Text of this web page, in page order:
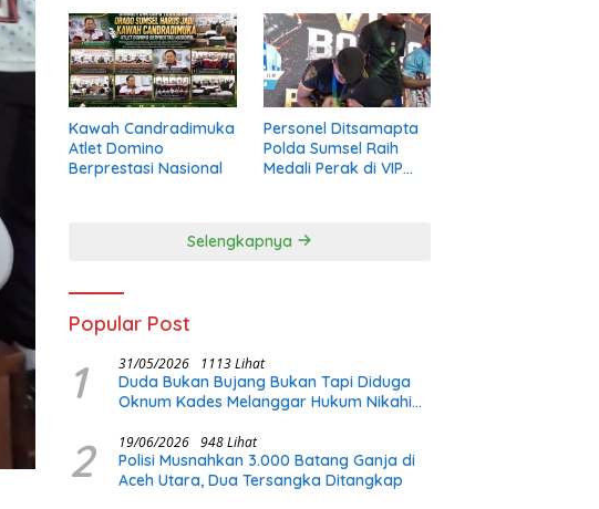
Kawah Candradimuka
Atlet Domino
Berprestasi Nasional
Personel Ditsamapta
Polda Sumsel Raih
Medali Perak di VIP
Selengkapnya
Popular Post
1 31/05/2026 1113 Lihat
Duda Bukan Bujang Bukan Tapi Diduga
Oknum Kades Melanggar Hukum Nikahi
2 19/06/2026 948 Lihat
Polisi Musnahkan 3.000 Batang Ganja di
Aceh Utara, Dua Tersangka Ditangkap